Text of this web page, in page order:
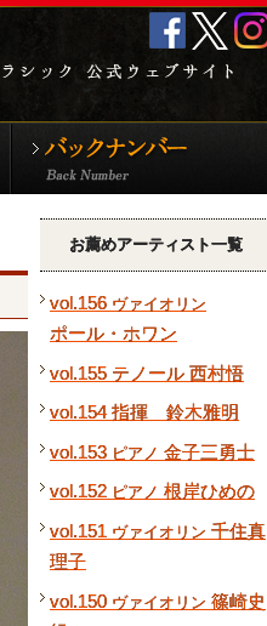
新譜CD＆DVD
お薦めアーティスト一覧
vol.156 ヴァイオリン
ポール・ホワン
vol.155 テノール 西村悟
vol.154 指揮 鈴木雅明
vol.153 ピアノ 金子三勇士
vol.152 ピアノ 根岸ひめの
vol.151 ヴァイオリン 千住真
理子
vol.150 ヴァイオリン 篠崎史